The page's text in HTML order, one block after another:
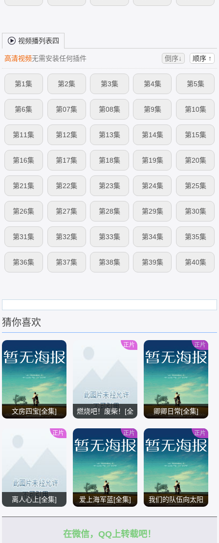
视频播列表四
高清视频无需安装任何插件 倒序↓ 顺序 ↑
第1集 第2集 第3集 第4集 第5集
第6集 第07集 第08集 第9集 第10集
第11集 第12集 第13集 第14集 第15集
第16集 第17集 第18集 第19集 第20集
第21集 第22集 第23集 第24集 第25集
第26集 第27集 第28集 第29集 第30集
第31集 第32集 第33集 第34集 第35集
第36集 第37集 第38集 第39集 第40集
猜你喜欢
文房四宝[全集]
燃烧吧！废柴！[全
/
正片
卿卿日常[全集]
/
正片
离人心上[全集]
正片
爱上海军蓝[全集]
正片
我们的队伍向太阳
正片
在微信，QQ上转载吧！